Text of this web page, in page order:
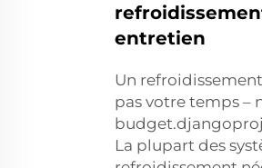
entretien
Un
pas votre temps –
La plupart des